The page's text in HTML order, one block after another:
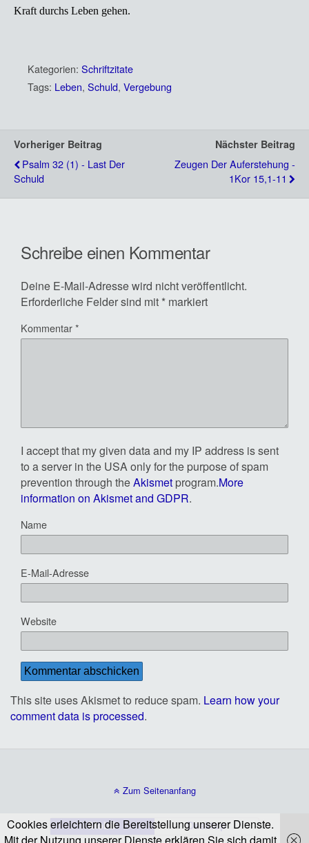
Kraft durchs Leben gehen.
Kategorien: Schriftzitate
Tags: Leben, Schuld, Vergebung
Vorheriger Beitrag
Psalm 32 (1) - Last Der
Schuld
Nächster Beitrag
Zeugen Der Auferstehung -
1Kor 15,1-11
Schreibe einen Kommentar
Deine E-Mail-Adresse wird nicht veröffentlicht.
Erforderliche Felder sind mit * markiert
Kommentar*
I accept that my given data and my IP address is sent
to a server in the USA only for the purpose of spam
prevention through theAkismet program.More
information on Akismet and GDPR.
Name
E-Mail-Adresse
Website
This site uses Akismet to reduce spam. Learn how your
comment data is processed.
Zum Seitenanfang
Mobil Desktop
Cookies erleichtern die Bereitstellung unserer Dienste.